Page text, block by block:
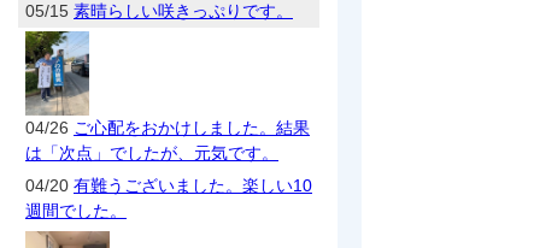
05/15 素晴らしい咲きっぷりです。
04/26 ご心配をおかけしました。結果
は「次点」でしたが、元気です。
04/20 有難うございました。楽しい10
週間でした。